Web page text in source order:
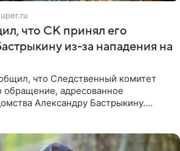
что СК принял его
из-за нападения на
что Следственный комитет
обращение, адресованное
Александру Бастрыкину.